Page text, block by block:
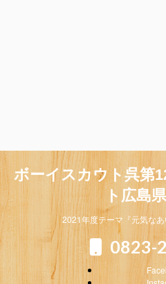
ボーイスカウト呉第
ト広島
2021年度テーマ『元気な
0823-